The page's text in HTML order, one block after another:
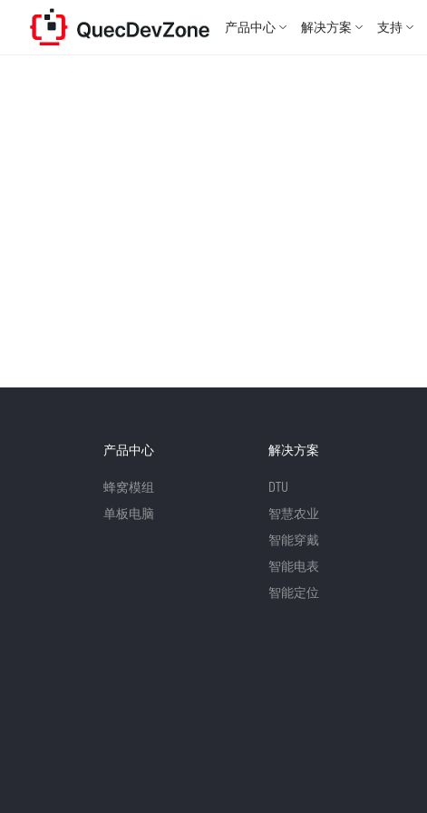
产品中心 解决方案 支持
产品中心
蜂窝模组
单板电脑
解决方案
DTU
智慧农业
智能穿戴
智能电表
智能定位